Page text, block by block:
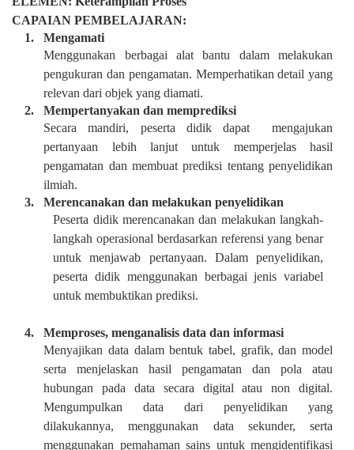
CAPAIAN PEMBELAJARAN:
1.
Mengamati
Menggunakan berbagai alat bantu dalam melakukan
pengukuran dan pengamatan. Memperhatikan detail yang
relevan dari objek yang diamati.
2.
Mempertanyakan dan memprediksi
Secara mandiri, peserta didik dapat mengajukan
pertanyaan lebih lanjut untuk memperjelas hasil
pengamatan dan membuat prediksi tentang penyelidikan
ilmiah.
3.
Merencanakan dan melakukan penyelidikan
Peserta didik merencanakan dan melakukan langkah-
langkah operasional berdasarkan referensi yang benar
untuk menjawab pertanyaan. Dalam penyelidikan,
peserta didik menggunakan berbagai jenis variabel
untuk membuktikan prediksi.
4.
Memproses, menganalisis data dan informasi
Menyajikan data dalam bentuk tabel, grafik, dan model
serta menjelaskan hasil pengamatan dan pola atau
hubungan pada data secara digital atau non digital.
Mengumpulkan data dari penyelidikan yang
dilakukannya, menggunakan data sekunder, serta
menggunakan pemahaman sains untuk mengidentifikasi